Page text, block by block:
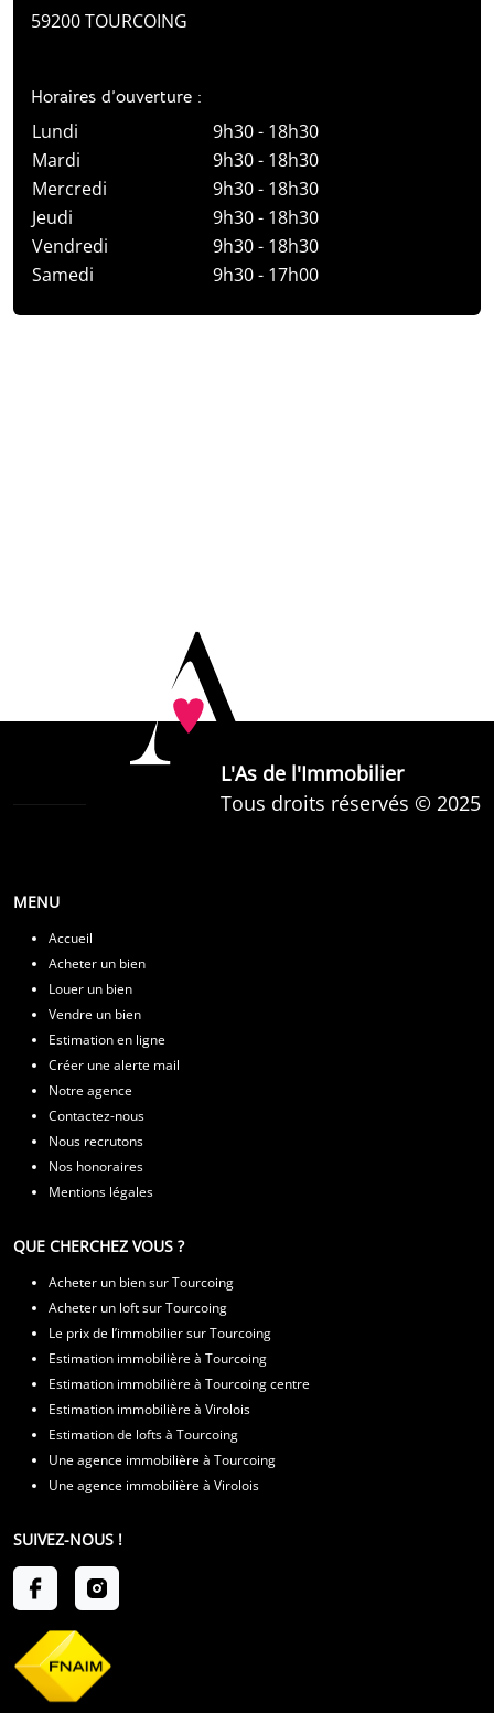
59200 TOURCOING
Horaires d’ouverture :
Lundi
9h30 - 18h30
Mardi
9h30 - 18h30
Mercredi
9h30 - 18h30
Jeudi
9h30 - 18h30
Vendredi
9h30 - 18h30
Samedi
9h30 - 17h00
L'As de l'Immobilier
Tous droits réservés © 2025
MENU
Accueil
Acheter un bien
Louer un bien
Vendre un bien
Estimation en ligne
Créer une alerte mail
Notre agence
Contactez-nous
Nous recrutons
Nos honoraires
Mentions légales
QUE CHERCHEZ VOUS ?
Acheter un bien sur Tourcoing
Acheter un loft sur Tourcoing
Le prix de l’immobilier sur Tourcoing
Estimation immobilière à Tourcoing
Estimation immobilière à Tourcoing centre
Estimation immobilière à Virolois
Estimation de lofts à Tourcoing
Une agence immobilière à Tourcoing
Une agence immobilière à Virolois
SUIVEZ-NOUS !